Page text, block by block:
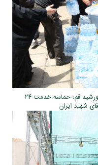
گزارش تصویری ۵ /میزبانی کریمانه در سایه خورشید قم؛ حماسه خدمت ۲۴
شهید ایران